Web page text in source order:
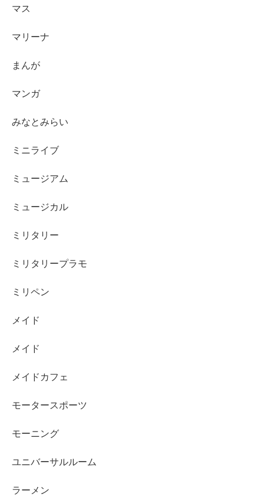
マス
マリーナ
まんが
マンガ
みなとみらい
ミニライブ
ミュージアム
ミュージカル
ミリタリー
ミリタリープラモ
ミリペン
メイド
メイド
メイドカフェ
モータースポーツ
モーニング
ユニバーサルルーム
ラーメン